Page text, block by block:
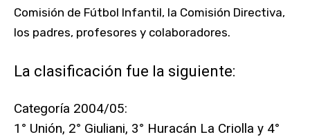
Comisión de Fútbol Infantil, la Comisión Directiva,
los padres, profesores y colaboradores.
La clasificación fue la siguiente:
Categoría 2004/05:
1° Unión, 2° Giuliani, 3° Huracán La Criolla y 4°